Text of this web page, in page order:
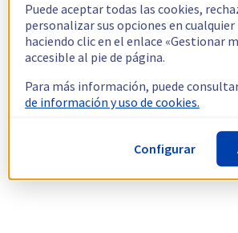
Puede aceptar todas las cookies,
personalizar sus opciones en
haciendo clic en el enlace «Gestionar
accesible al pie de página.
Para más información, puede
de información y uso de cookies.
Configurar